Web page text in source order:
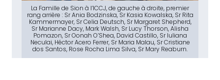
La Famille de Sion à l’ICCJ, de gauche à droite, premier
rang arrière : Sr Ania Bodzinska, Sr Kasia Kowalska, Sr Rita
Kammermayer, Sr Celia Deutsch, Sr Margaret Shepherd,
Sr Marianne Dacy, Mark Walsh, Sr Lucy Thorson, Alisha
Pomazon, Sr Oonah O’Shea, David Castillo, Sr Iuliana
Neculai, Héctor Acero Ferrer, Sr Maria Malau, Sr Cristiane
dos Santos, Rose Rocha Lima Silva, Sr Mary Reaburn.